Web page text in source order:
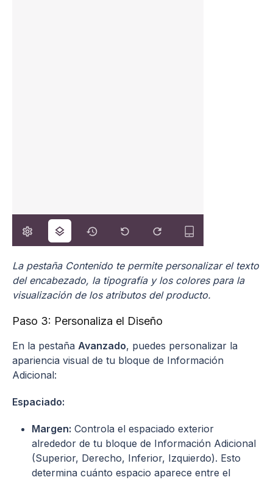
La pestaña Contenido te permite personalizar el texto
del encabezado, la tipografía y los colores para la
visualización de los atributos del producto.
Paso 3: Personaliza el Diseño
En la pestaña Avanzado, puedes personalizar la
apariencia visual de tu bloque de Información
Adicional:
Espaciado:
Margen: Controla el espaciado exterior
alrededor de tu bloque de Información Adicional
(Superior, Derecho, Inferior, Izquierdo). Esto
determina cuánto espacio aparece entre el